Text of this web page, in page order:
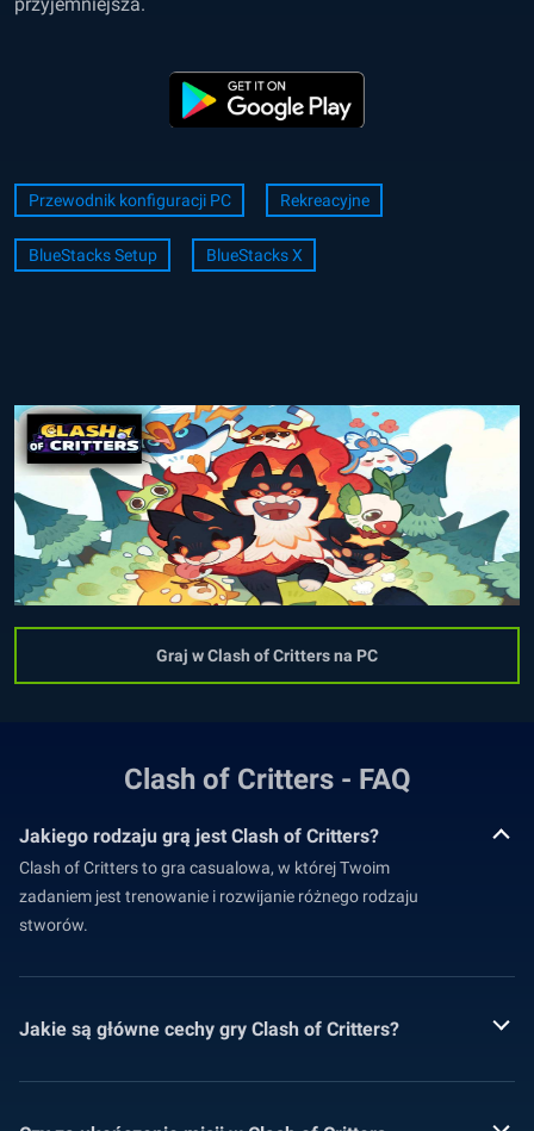
Przewodnik konfiguracji PC Rekreacyjne
BlueStacks Setup BlueStacks X
Graj w Clash of Critters na PC
Clash of Critters - FAQ
Jakiego rodzaju grą jest Clash of Critters?
Clash of Critters to gra casualowa, w której Twoim
zadaniem jest trenowanie i rozwijanie różnego rodzaju
stworów.
Jakie są główne cechy gry Clash of Critters?